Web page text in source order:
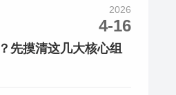
气压式/文氏管（多种取样方
环境）4.回料方式：机械式/气
2026
4-16
先摸清这几大核心组